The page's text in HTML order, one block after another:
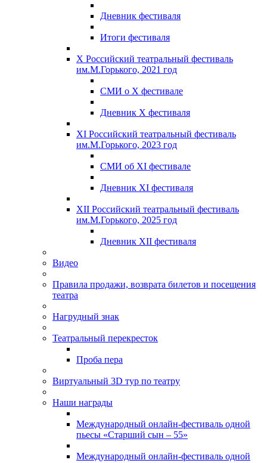
Дневник фестиваля
Итоги фестиваля
X Российский театральный фестиваль
им.М.Горького, 2021 год
СМИ о X фестивале
Дневник X фестиваля
XI Российский театральный фестиваль
им.М.Горького, 2023 год
СМИ об XI фестивале
Дневник XI фестиваля
XII Российский театральный фестиваль
им.М.Горького, 2025 год
Дневник XII фестиваля
Видео
Правила продажи, возврата билетов и посещения
театра
Нагрудный знак
Театральный перекресток
Проба пера
Виртуальный 3D тур по театру
Наши награды
Международный онлайн-фестиваль одной
пьесы «Старший сын – 55»
Международный онлайн-фестиваль одной